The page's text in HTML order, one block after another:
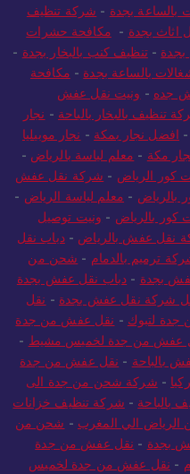
بالساعة بجدة - شركة تنظيف
اثاث بجدة - مكافحة حشرات
-تنظيف كنب بالبخار بجدة -
بالساعة بجدة - مكافحة
جده - ونيت نقل عفش
تنظيف بالبخار بالباحة - نجار
- افضل نجار بمكة - نجار موبيليا
مكة - معلم لياسة بالرياض -
كور الرياض - شركة نقل عفش
بالرياض - معلم لياسة الرياض -
كور بالرياض - ونيت توصيل
نقل عفش بالرياض -دباب نقل
ترميم بالدمام - شحن من
بجدة - دباب نقل عفش بجدة
شركة نقل عفش بجدة - نقل
لتبوك - نقل عفش من جدة
عفش من جدة لخميس مشيط -
بالباحة - نقل عفش من جدة
- شركة شحن من جدة الى
بالباحة - شركة تنظيف خزانات
الي المغرب - شحن من
بجدة - نقل عفش من جدة
- نقل عفش من جدة لخميس